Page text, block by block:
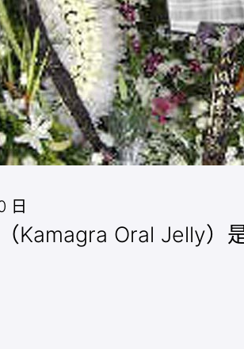
日
Kamagra Oral Jelly）